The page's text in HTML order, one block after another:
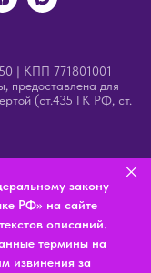
| КПП 771801001
предоставлена для
(ст.435 ГК РФ, ст.
закону
РФ» на сайте
описаний.
термины на
извинения за